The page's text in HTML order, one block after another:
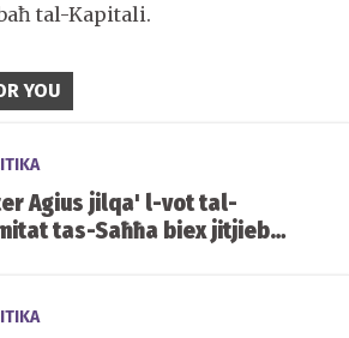
tal-Kapitali.
YOU
Agius jilqa' l-vot tal-
tas-Saħħa biex jitjiebu